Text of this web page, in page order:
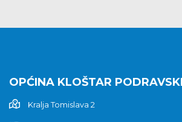
OPĆINA KLOŠTAR PODRAVSKI
Kralja Tomislava 2